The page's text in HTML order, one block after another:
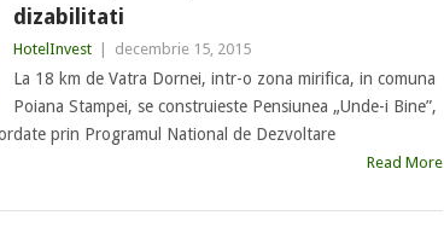
dizabilitati
HotelInvest decembrie 15, 2015
La 18 km de Vatra Dornei, intr-o zona mirifica, in comuna
Poiana Stampei, se construieste Pensiunea „Unde-i Bine”,
prin Programul National de Dezvoltare
Read More